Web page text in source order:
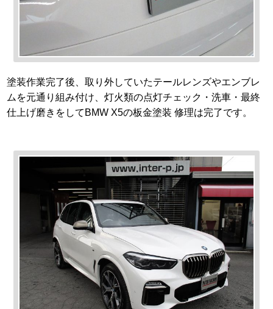
塗装作業完了後、取り外していたテールレンズやエンブレ
ムを元通り組み付け、灯火類の点灯チェック・洗車・最終
仕上げ磨きをしてBMW X5の板金塗装 修理は完了です。